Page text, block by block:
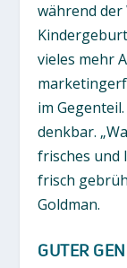
während der
vieles mehr
im
denkbar.
frisches und
frisch
Goldman.
GUTER